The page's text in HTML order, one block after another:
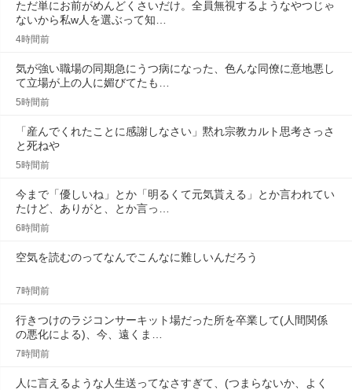
ただ単にお前がめんどくさいだけ。全員無視するようなやつじゃ
ないから私w人を選ぶって知…
4時間前
気が強い職場の同期急にうつ病になった、色んな同僚に意地悪し
て立場が上の人に媚びてたも…
5時間前
「産んでくれたことに感謝しなさい」黙れ宗教カルト思考さっさ
と死ねや
5時間前
今まで「優しいね」とか「明るくて元気貰える」とか言われてい
たけど、ありがと、とか言っ…
6時間前
空気を読むのってなんでこんなに難しいんだろう
7時間前
行きつけのラジコンサーキット場だった所を卒業して(人間関係
の悪化による)、今、遠くま…
7時間前
人に言えるような人生送ってなさすぎて、(つまらないか、よく